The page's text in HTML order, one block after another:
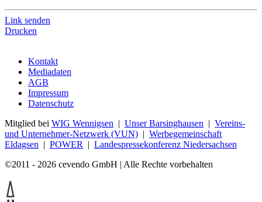
Link senden
Drucken
Kontakt
Mediadaten
AGB
Impressum
Datenschutz
Mitglied bei WIG Wennigsen | Unser Barsinghausen | Vereins-
und Unternehmer-Netzwerk (VUN) | Werbegemeinschaft
Eldagsen | POWER | Landespressekonferenz Niedersachsen
©2011 - 2026 cevendo GmbH | Alle Rechte vorbehalten